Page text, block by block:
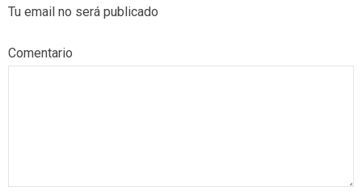
Tu email no será publicado
Comentario